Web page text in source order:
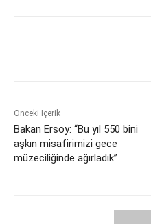
Önceki İçerik
Bakan Ersoy: “Bu yıl 550 bini
aşkın misafirimizi gece
müzeciliğinde ağırladık”